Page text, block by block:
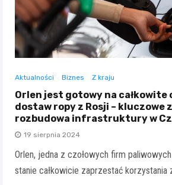
Aktualności Biznes Z kraju
Orlen jest gotowy na całkowite
dostaw ropy z Rosji – kluczowe
rozbudowa infrastruktury w
19 sierpnia 2024
Orlen, jedna z czołowych firm
stanie całkowicie zaprzestać korzystania